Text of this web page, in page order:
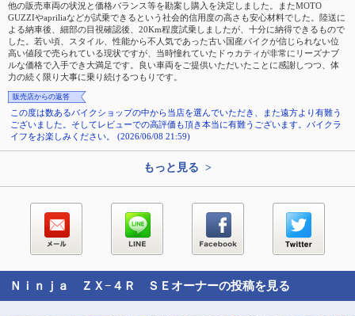
他の販売車両の状況と価格バランス等を勘案し購入を決定しました。またMOTO
GUZZIやapriliaなどが試乗できるという社会的信用度の高さも安心材料でした。陸送に
よる納車後、細部の目視確認後、20Km程度試乗しましたが、十分に納得できるもので
した。若い頃、スタイル、性能から不人気であった古い国産バイクが信じられない位
高い値段で売られている現状ですが、当時憧れていたドゥカティが非常にリーズナブ
ルな価格で入手でき大満足です。良い車両をご提供いただいたことに感謝しつつ、体
力の続く限り大事に乗り続けるつもりです。
販売店からの返答
この度は数あるバイクショップの中から当店を選んでいただき、また遠方より有難う
ございました。そしてレビューでの高評価も頂き本当に有難うございます。バイクラ
イフをお楽しみください。 (2026/06/08 21:59)
もっと見る >
Ｎｉｎｊａ ＺＸ−４Ｒ ＳＥ オーナーの投稿を見る